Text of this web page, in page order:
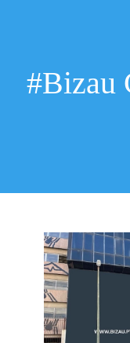
#Bizau